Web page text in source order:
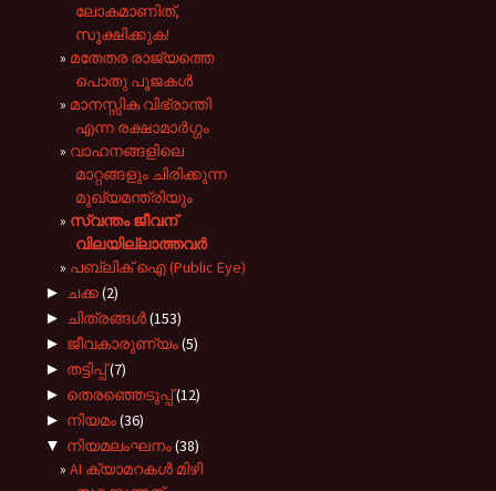
ലോകമാണിത്,
സൂക്ഷിക്കുക!
മതേതര രാജ്യത്തെ
പൊതു പൂജകൾ
മാനസ്സിക വിഭ്രാന്തി
എന്ന രക്ഷാമാർഗ്ഗം
വാഹനങ്ങളിലെ
മാറ്റങ്ങളും ചിരിക്കുന്ന
മുഖ്യമന്ത്രിയും
സ്വന്തം ജീവന്
വിലയില്ലാത്തവർ
പബ്ലിക് ഐ (Public Eye)
► ചക്ക(2)
► ചിത്രങ്ങൾ(153)
► ജീവകാരുണ്യം(5)
► തട്ടിപ്പ്(7)
► തെരഞ്ഞെടുപ്പ്(12)
► നിയമം(36)
▼ നിയമലംഘനം(38)
AI ക്യാമറകൾ മിഴി